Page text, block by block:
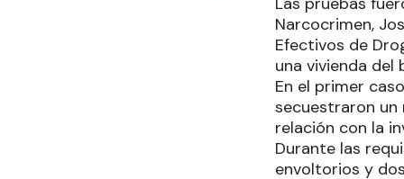
Narcocrimen,
Efectivos de
una vivienda
En el primer
secuestraron un
relación con la
Durante las
envoltorios y